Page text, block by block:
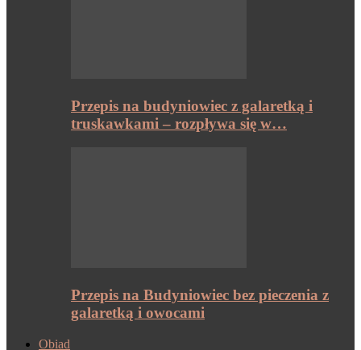
Przepis na budyniowiec z galaretką i
truskawkami – rozpływa się w…
Przepis na Budyniowiec bez pieczenia z
galaretką i owocami
Obiad